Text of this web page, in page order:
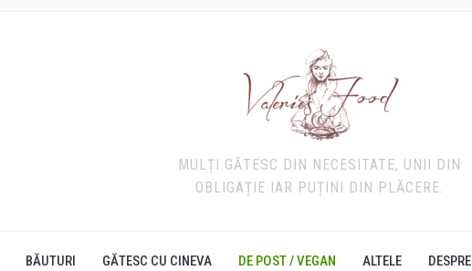
MULȚI GĂTESC DIN NECESITATE, UNII DIN
OBLIGAȚIE IAR PUȚINI DIN PLĂCERE.
BĂUTURI GĂTESC CU CINEVA DE POST / VEGAN ALTELE DESPRE